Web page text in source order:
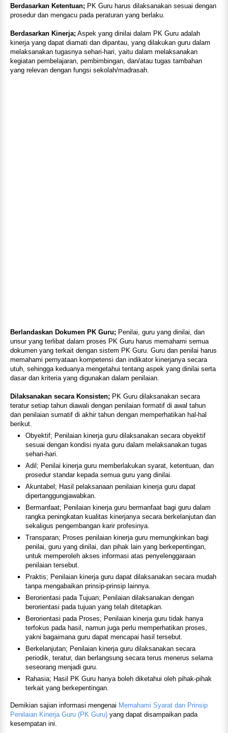
Berdasarkan Ketentuan; PK Guru harus dilaksanakan sesuai dengan
prosedur dan mengacu pada peraturan yang berlaku.
Berdasarkan Kinerja; Aspek yang dinilai dalam PK Guru adalah
kinerja yang dapat diamati dan dipantau, yang dilakukan guru dalam
melaksanakan tugasnya sehari-hari, yaitu dalam melaksanakan
kegiatan pembelajaran, pembimbingan, dan/atau tugas tambahan
yang relevan dengan fungsi sekolah/madrasah.
Berlandaskan Dokumen PK Guru; Penilai, guru yang dinilai, dan
unsur yang terlibat dalam proses PK Guru harus memahami semua
dokumen yang terkait dengan sistem PK Guru. Guru dan penilai harus
memahami pernyataan kompetensi dan indikator kinerjanya secara
utuh, sehingga keduanya mengetahui tentang aspek yang dinilai serta
dasar dan kriteria yang digunakan dalam penilaian.
Dilaksanakan secara Konsisten; PK Guru dilaksanakan secara
teratur setiap tahun diawali dengan penilaian formatif di awal tahun
dan penilaian sumatif di akhir tahun dengan memperhatikan hal-hal
berikut.
Obyektif; Penilaian kinerja guru dilaksanakan secara obyektif
sesuai dengan kondisi nyata guru dalam melaksanakan tugas
sehari-hari.
Adil; Penilai kinerja guru memberlakukan syarat, ketentuan, dan
prosedur standar kepada semua guru yang dinilai.
Akuntabel; Hasil pelaksanaan penilaian kinerja guru dapat
dipertanggungjawabkan.
Bermanfaat; Penilaian kinerja guru bermanfaat bagi guru dalam
rangka peningkatan kualitas kinerjanya secara berkelanjutan dan
sekaligus pengembangan karir profesinya.
Transparan; Proses penilaian kinerja guru memungkinkan bagi
penilai, guru yang dinilai, dan pihak lain yang berkepentingan,
untuk memperoleh akses informasi atas penyelenggaraan
penilaian tersebut.
Praktis; Penilaian kinerja guru dapat dilaksanakan secara mudah
tanpa mengabaikan prinsip-prinsip lainnya.
Berorientasi pada Tujuan; Penilaian dilaksanakan dengan
berorientasi pada tujuan yang telah ditetapkan.
Berorientasi pada Proses; Penilaian kinerja guru tidak hanya
terfokus pada hasil, namun juga perlu memperhatikan proses,
yakni bagaimana guru dapat mencapai hasil tersebut.
Berkelanjutan; Penilaian kinerja guru dilaksanakan secara
periodik, teratur, dan berlangsung secara terus menerus selama
seseorang menjadi guru.
Rahasia; Hasil PK Guru hanya boleh diketahui oleh pihak-pihak
terkait yang berkepentingan.
Demikian sajian informasi mengenai Memahami Syarat dan Prinsip
Penilaian Kinerja Guru (PK Guru) yang dapat disampaikan pada
kesempatan ini.